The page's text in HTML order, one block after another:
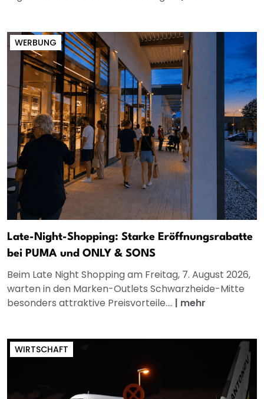
WERBUNG
Late-Night-Shopping: Starke Eröffnungsrabatte
bei PUMA und ONLY & SONS
Beim Late Night Shopping am Freitag, 7. August 2026,
warten in den Marken-Outlets Schwarzheide-Mitte
besonders attraktive Preisvorteile.... | mehr
WIRTSCHAFT